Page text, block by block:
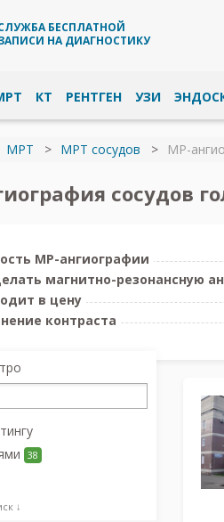
БЕСПЛАТНОЙ
НА ДИАГНОСТИКУ
КТ РЕНТГЕН УЗИ
МРТ МРТ сосудов МР-
сосудов
МР-ангиографии
магнитно-резонансную
в цену
контраста
38
↓